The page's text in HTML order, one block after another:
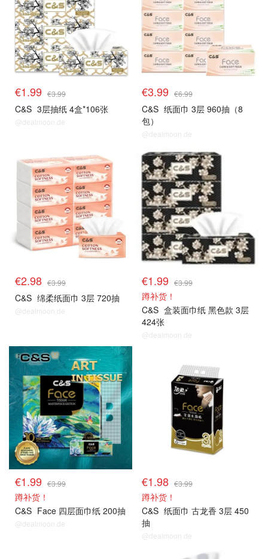
€1.99 €3.99
C&S 3层抽纸 4盒*106张
@dealmoon.de
€3.99 €6.99
C&S 纸面巾 3层 960抽（8
包）
@dealmoon.de
€2.98 €3.99
C&S 绵柔纸面巾 3层 720抽
@dealmoon.de
€1.99 €3.99
蹲补货！
C&S 盒装面巾纸 黑色款 3层
424张
@dealmoon.de
€1.99 €3.99
蹲补货！
C&S Face 四层面巾纸 200抽
@dealmoon.de
€1.98 €3.99
蹲补货！
C&S 纸面巾 古龙香 3层 450
抽
@dealmoon.de